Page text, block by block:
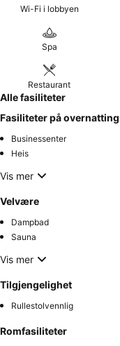
Wi-Fi i lobbyen
Spa
Restaurant
Alle fasiliteter
Fasiliteter på
Businessenter
Heis
Vis mer
Velvære
Dampbad
Sauna
Vis mer
Tilgjengelighet
Rullestolvennlig
Romfasiliteter